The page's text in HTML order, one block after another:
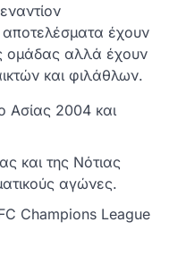
έχουν
ομάδας αλλά έχουν
και φιλάθλων.
Ασίας 2004 και
και της Νότιας
αγώνες.
Champions League